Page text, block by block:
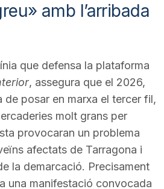
amb l’arribada
que defensa la plataforma
, assegura que el 2026,
de posar en marxa el tercer fil,
molt grans per
provocaran un problema
afectats de Tarragona i
la demarcació. Precisament
una manifestació convocada